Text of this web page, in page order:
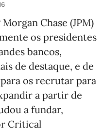
Chase (JPM)
os presidentes
bancos,
de destaque, e de
os recrutar para
a partir de
a fundar,
Critical